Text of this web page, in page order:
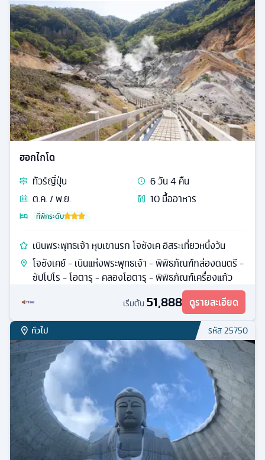
ฮอกไกโด
ทัวร์ญี่ปุ่น 6วัน4 คืน
ต.ค. / พ.ย.
10มื้ออาหาร
ที่พักระดับ
เนินพระพุทธเจ้า หุบเขานรก โจซังเค อิสระเที่ยวหนึ่งวัน
โจซังเคย์ - เนินแห่งพระพุทธเจ้า - พิพิธภัณฑ์กล่องดนตรี -
ซัปโปโร - โอตารุ - คลองโอตารุ - พิพิธภัณฑ์เครื่องแก้ว
เริ่มต้น 51,888 ดูรายละเอียด
ทั่วไป รหัส25750